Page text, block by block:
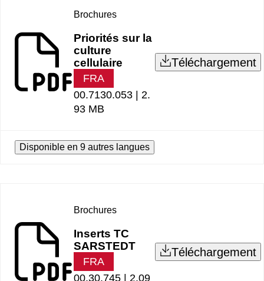
Brochures
Priorités sur la
culture
cellulaire
FRA
00.7130.053 | 2.
93 MB
Téléchargement
Disponible en 9 autres langues
Brochures
Inserts TC
SARSTEDT
FRA
00.30.745 | 2.09
Téléchargement